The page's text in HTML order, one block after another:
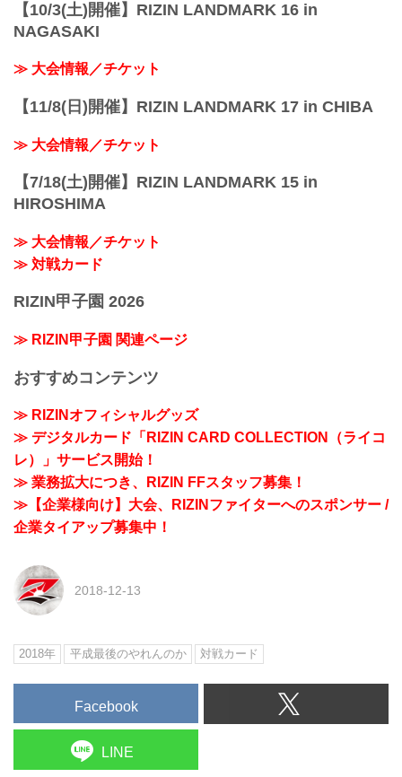
【10/3(土)開催】RIZIN LANDMARK 16 in
NAGASAKI
≫ 大会情報／チケット
【11/8(日)開催】RIZIN LANDMARK 17 in CHIBA
≫ 大会情報／チケット
【7/18(土)開催】RIZIN LANDMARK 15 in
HIROSHIMA
≫ 大会情報／チケット
≫ 対戦カード
RIZIN甲子園 2026
≫ RIZIN甲子園 関連ページ
おすすめコンテンツ
≫ RIZINオフィシャルグッズ
≫ デジタルカード「RIZIN CARD COLLECTION（ライコ
レ）」サービス開始！
≫ 業務拡大につき、RIZIN FFスタッフ募集！
≫【企業様向け】大会、RIZINファイターへのスポンサー /
企業タイアップ募集中！
2018-12-13
2018年 平成最後のやれんのか 対戦カード
Facebook
LINE